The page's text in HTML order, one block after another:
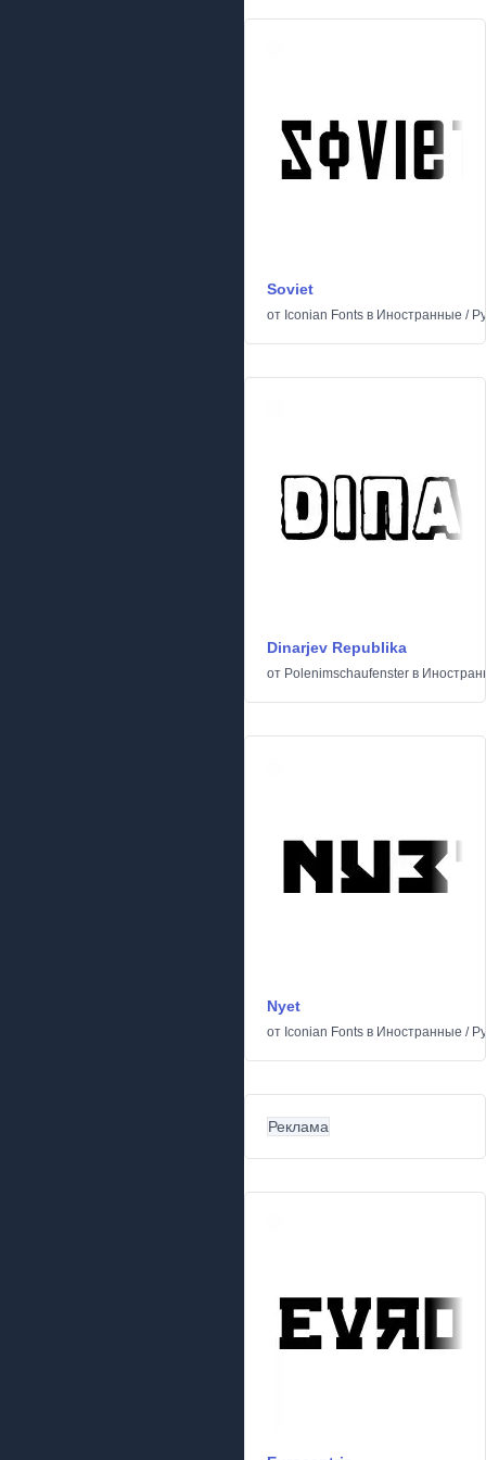
Soviet
от Iconian Fonts в Иностранные /
Dinarjev Republika
от Polenimschaufenster в
Nyet
от Iconian Fonts в Иностранные /
Реклама